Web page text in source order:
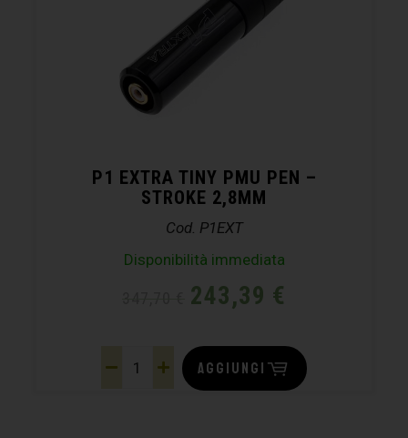
P1 EXTRA TINY PMU PEN –
STROKE 2,8MM
Cod. P1EXT
Disponibilità immediata
243,39 €
AGGIUNGI